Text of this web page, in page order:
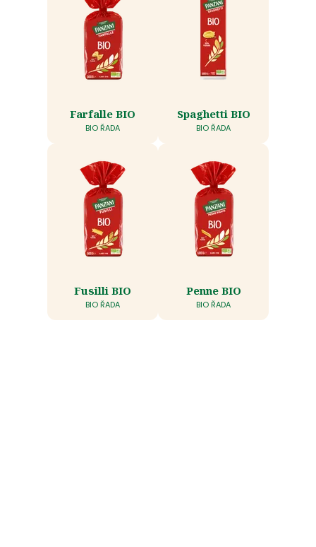
Farfalle BIO
BIO ŘADA
Spaghetti BIO
BIO ŘADA
Fusilli BIO
BIO ŘADA
Penne BIO
BIO ŘADA